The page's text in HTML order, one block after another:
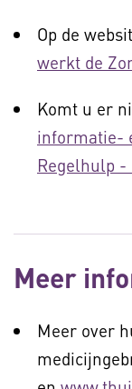
Op de
werkt de
Komt u er
informatie-
Regelhulp -
Meer
Meer over